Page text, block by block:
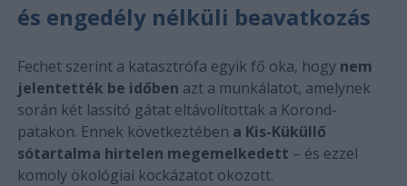
és engedély nélküli beavatkozás
Fechet szerint a katasztrófa egyik fő oka, hogy nem
jelentették be időben azt a munkálatot, amelynek
során két lassító gátat eltávolítottak a Korond-
patakon. Ennek következtében a Kis-Küküllő
sótartalma hirtelen megemelkedett – és ezzel
komoly ökológiai kockázatot okozott.